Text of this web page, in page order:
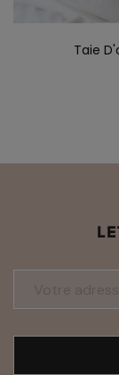
Taie